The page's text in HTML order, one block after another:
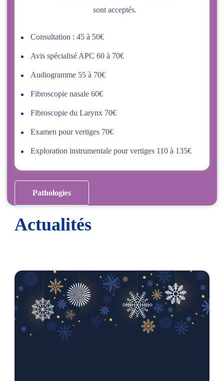
sont acceptés.
Consultation : 45 à 50€
Avis spécialisé APC 60 à 70€
Audiogramme 55 à 70€
Fibroscopie nasale 60€
Fibroscopie du Larynx 70€
Examen pour vertiges 70€
Exploration instrumentale pour vertiges 110 à 135€
Pathologies
Actualités